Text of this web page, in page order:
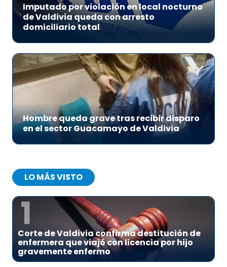
Imputado por violación en local nocturno
de Valdivia queda con arresto
domiciliario total
Hombre queda grave tras recibir disparo
en el sector Guacamayo de Valdivia
LO MÁS VISTO
1
Corte de Valdivia confirma destitución de
enfermera que viajó con licencia por hijo
gravemente enfermo